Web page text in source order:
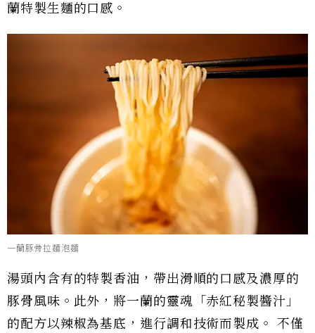
蘭特製生麵的口感。
一蘭豚骨拉麵泡麵
湯頭內含有的特製香油，帶出滑順的口感及濃厚的
豚骨風味。此外，將一蘭的靈魂「赤紅秘製醬汁」
的配方以辣椒為基底，進行調和技術而製成。 不僅